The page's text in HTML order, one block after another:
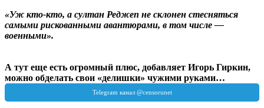
«Уж кто-кто, а султан Реджеп не склонен стесняться
самыми рискованными авантюрами, в том числе —
военными».
А тут еще есть огромный плюс, добавляет Игорь Гиркин,
можно обделать свои «делишки» чужими руками…